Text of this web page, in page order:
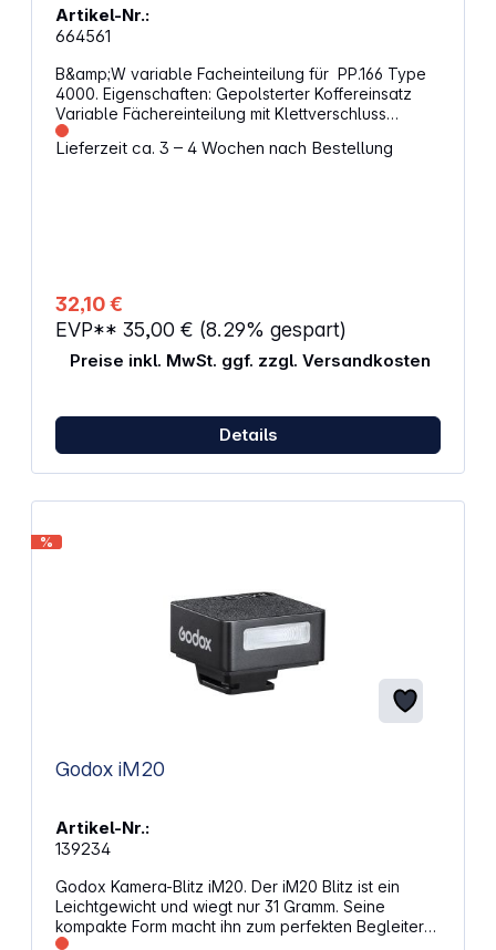
Artikel-Nr.:
664561
B&amp;W variable Facheinteilung für PP.166 Type
4000. Eigenschaften: Gepolsterter Koffereinsatz
Variable Fächereinteilung mit Klettverschluss
Noppenschaum für den Deckel und Flausch im
Boden Individuelle Koffereinteilung für einen
Lieferzeit ca. 3 – 4 Wochen nach Bestellung
32,10 €
EVP** 35,00 € (8.29% gespart)
Preise inkl. MwSt. ggf. zzgl. Versandkosten
Details
%
Godox iM20
Artikel-Nr.:
139234
Godox Kamera-Blitz iM20. Der iM20 Blitz ist ein
Leichtgewicht und wiegt nur 31 Gramm. Seine
kompakte Form macht ihn zum perfekten Begleiter
für die Straßenfotografie und auf Reisen. Natürliche